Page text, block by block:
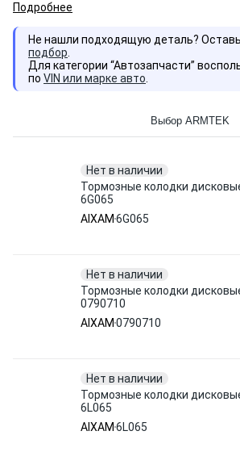
Подробнее
Не нашли подходящую деталь?
подбор
Для категории “Автозапчасти”
по VIN или марке авто
Выбор ARMTEK
Нет в наличии
Тормозные колодки
6G065
AIXAM 6G065
Нет в наличии
Тормозные колодки
0790710
AIXAM 0790710
Нет в наличии
Тормозные колодки
6L065
AIXAM 6L065